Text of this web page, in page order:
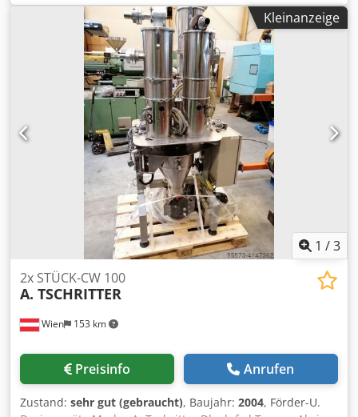
Kleinanzeige
1 /3
Wien 153 km
2x STÜCK-CW 100
A. TSCHRITTER
Preisinfo Anrufen
Zustand: sehr gut (gebraucht), Baujahr: 2004, Förder-U.